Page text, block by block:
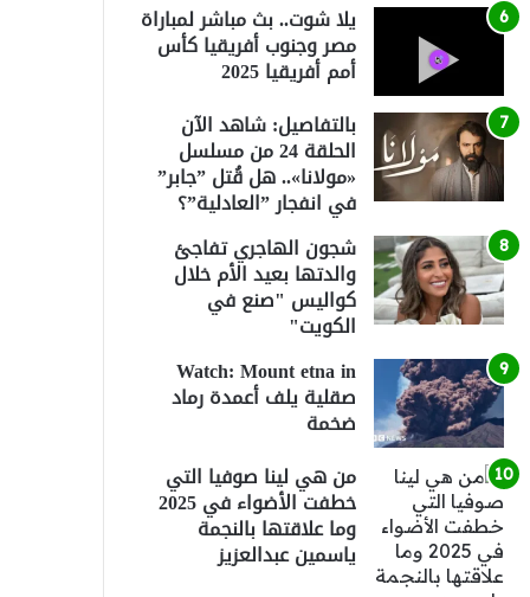
يلا شوت.. بث مباشر لمباراة
مصر وجنوب أفريقيا كأس
أمم أفريقيا 2025
بالتفاصيل: شاهد الآن
الحلقة 24 من مسلسل
«مولانا».. هل قُتل ”جابر”
في انفجار ”العادلية”؟
شجون الهاجري تفاجئ
والدتها بعيد الأم خلال
كواليس "صنع في
الكويت"
Watch: Mount etna in
صقلية يلف أعمدة رماد
ضخمة
من هي لينا صوفيا التي
خطفت الأضواء في 2025
وما علاقتها بالنجمة
ياسمين عبدالعزيز